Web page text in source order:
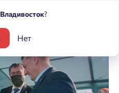
Владивосток?
Нет